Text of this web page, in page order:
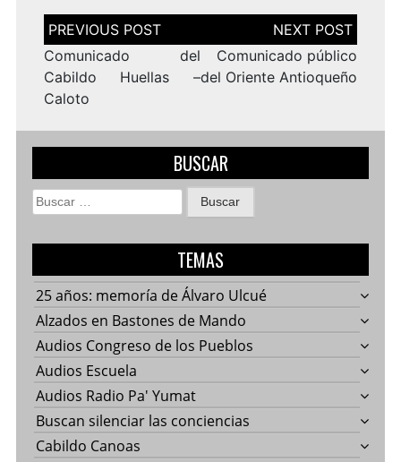
Navegación
de
entradas
Comunicado del
Cabildo Huellas –
Caloto
Comunicado público
del Oriente Antioqueño
BUSCAR
Buscar:
TEMAS
25 años: memoría de Álvaro Ulcué
Alzados en Bastones de Mando
Audios Congreso de los Pueblos
Audios Escuela
Audios Radio Pa' Yumat
Buscan silenciar las conciencias
Cabildo Canoas